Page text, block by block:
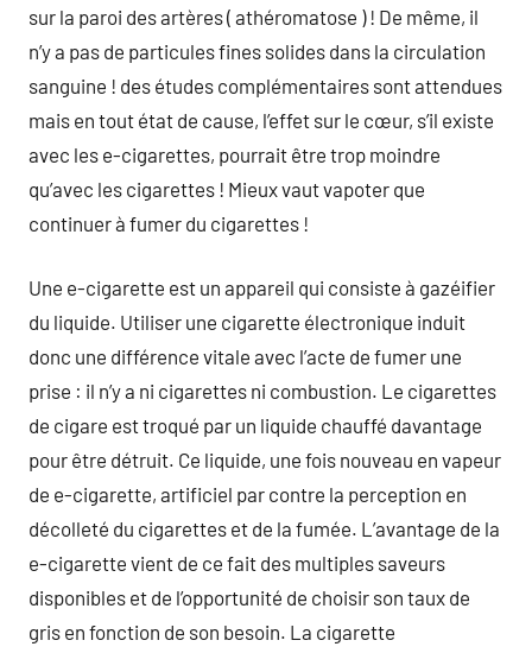
sur la paroi des artères ( athéromatose ) ! De même, il
n’y a pas de particules fines solides dans la circulation
sanguine ! des études complémentaires sont attendues
mais en tout état de cause, l’effet sur le cœur, s’il existe
avec les e-cigarettes, pourrait être trop moindre
qu’avec les cigarettes ! Mieux vaut vapoter que
continuer à fumer du cigarettes !
Une e-cigarette est un appareil qui consiste à gazéifier
du liquide. Utiliser une cigarette électronique induit
donc une différence vitale avec l’acte de fumer une
prise : il n’y a ni cigarettes ni combustion. Le cigarettes
de cigare est troqué par un liquide chauffé davantage
pour être détruit. Ce liquide, une fois nouveau en vapeur
de e-cigarette, artificiel par contre la perception en
décolleté du cigarettes et de la fumée. L’avantage de la
e-cigarette vient de ce fait des multiples saveurs
disponibles et de l’opportunité de choisir son taux de
gris en fonction de son besoin. La cigarette